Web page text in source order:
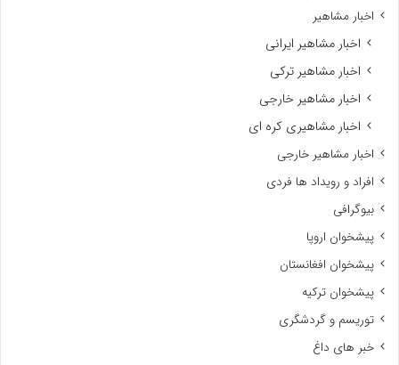
اخبار مشاهیر
اخبار مشاهیر ایرانی
اخبار مشاهیر ترکی
اخبار مشاهیر خارجی
اخبار مشاهیری کره ای
اخبار مشاهیر خارجی
افراد و رویداد ها فردی
بیوگرافی
پیشخوان اروپا
پیشخوان افغانستان
پیشخوان ترکیه
توریسم و گردشگری
خبر های داغ